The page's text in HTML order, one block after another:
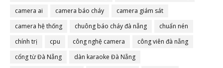
camera ai
camera báo cháy
camera giám sát
camera hệ thống
chuông báo cháy đà nẵng
chuẩn nén
chính trị
cpu công nghệ camera
công viên đà nẵng
cổng từ Đà Nẵng
dàn karaoke Đà Nẵng